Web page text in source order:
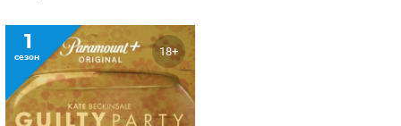
1
сезон 18+